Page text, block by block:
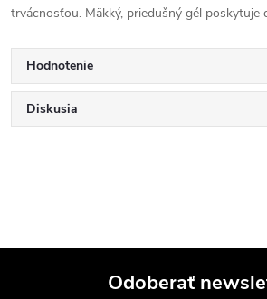
trvácnosťou. Mäkký, priedušný gél
Hodnotenie
Diskusia
Odoberať